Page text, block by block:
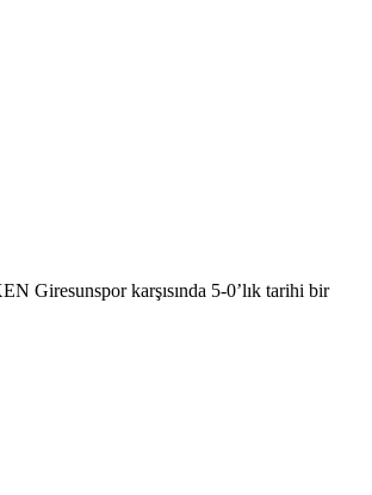
Giresunspor karşısında 5-0’lık tarihi bir